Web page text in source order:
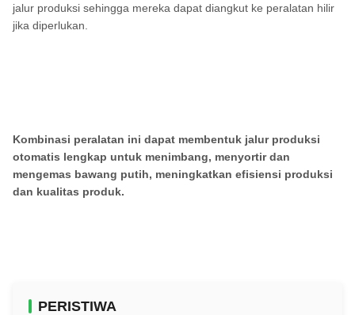
jalur produksi sehingga mereka dapat diangkut ke peralatan hilir
jika diperlukan.
Kombinasi peralatan ini dapat membentuk jalur produksi
otomatis lengkap untuk menimbang, menyortir dan
mengemas bawang putih, meningkatkan efisiensi produksi
dan kualitas produk.
PERISTIWA